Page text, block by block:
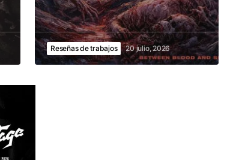
Reseñas de trabajos 20 julio, 2026